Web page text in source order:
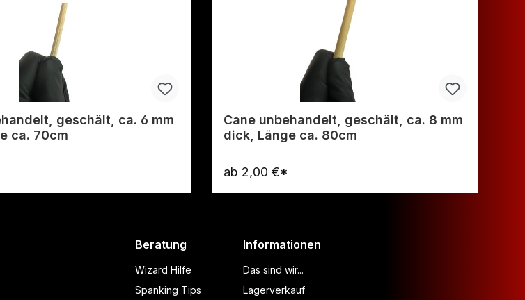
geschält, ca. 6 mm
ca. 70cm
Cane unbehandelt, geschält, ca. 8 mm
dick, Länge ca. 80cm
ab 2,00 €*
Beratung
Wizard Hilfe
Spanking Tips
Informationen
Das sind wir...
Lagerverkauf